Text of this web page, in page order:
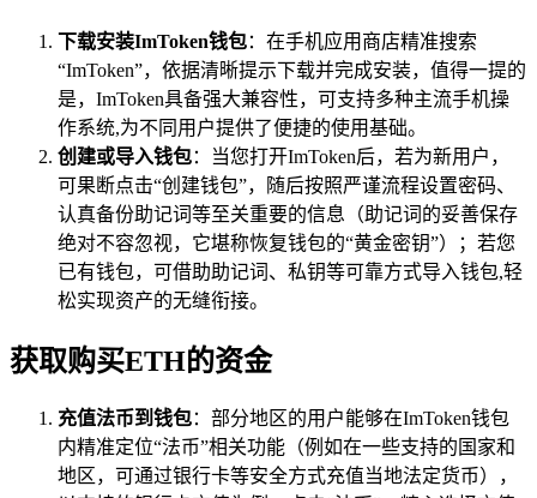
下载安装ImToken钱包：在手机应用商店精准搜索
“ImToken”，依据清晰提示下载并完成安装，值得一提的
是，ImToken具备强大兼容性，可支持多种主流手机操
作系统,为不同用户提供了便捷的使用基础。
创建或导入钱包：当您打开ImToken后，若为新用户，
可果断点击“创建钱包”，随后按照严谨流程设置密码、
认真备份助记词等至关重要的信息（助记词的妥善保存
绝对不容忽视，它堪称恢复钱包的“黄金密钥”）；若您
已有钱包，可借助助记词、私钥等可靠方式导入钱包,轻
松实现资产的无缝衔接。
获取购买ETH的资金
充值法币到钱包：部分地区的用户能够在ImToken钱包
内精准定位“法币”相关功能（例如在一些支持的国家和
地区，可通过银行卡等安全方式充值当地法定货币），